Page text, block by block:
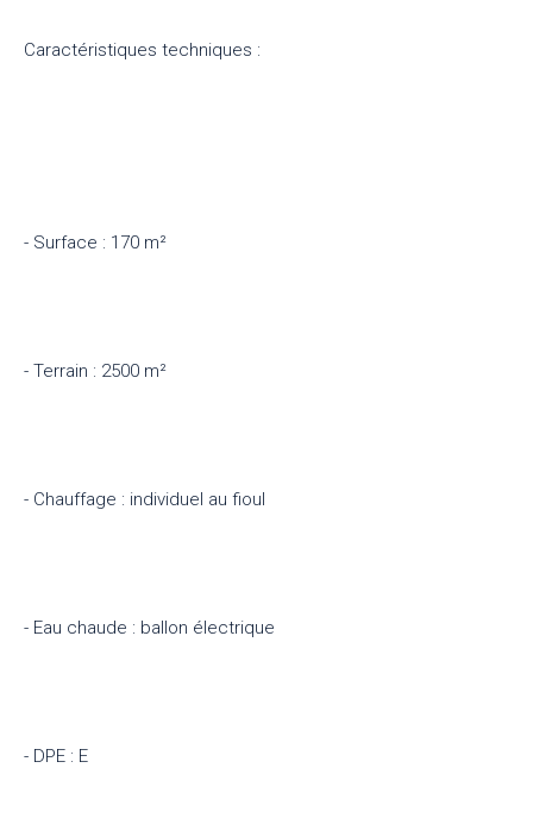
Caractéristiques techniques :
- Surface : 170 m²
- Terrain : 2500 m²
- Chauffage : individuel au fioul
- Eau chaude : ballon électrique
- DPE : E